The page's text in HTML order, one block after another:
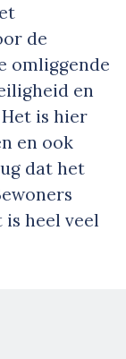
de
omliggende
en
is hier
en ook
dat het
heel veel